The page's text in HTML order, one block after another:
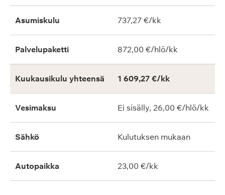
Asumiskulu 737,27 €/kk
Palvelupaketti 872,00 €/hlö/kk
Kuukausikulu yhteensä 1 609,27 €/kk
Vesimaksu Ei sisälly, 26,00 €/hlö/kk
Sähkö Kulutuksen mukaan
Autopaikka 23,00 €/kk